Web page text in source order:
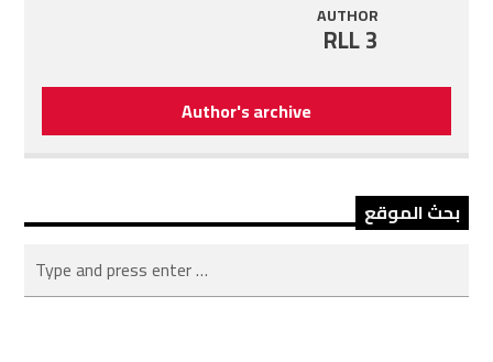
AUTHOR
RLL 3
Author's archive
بحث الموقع